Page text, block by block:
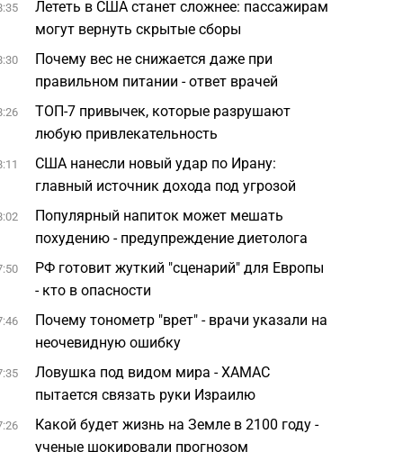
Лететь в США станет сложнее: пассажирам
могут вернуть скрытые сборы
Почему вес не снижается даже при
правильном питании - ответ врачей
ТОП-7 привычек, которые разрушают
любую привлекательность
США нанесли новый удар по Ирану:
главный источник дохода под угрозой
Популярный напиток может мешать
похудению - предупреждение диетолога
РФ готовит жуткий "сценарий" для Европы
- кто в опасности
Почему тонометр "врет" - врачи указали на
неочевидную ошибку
Ловушка под видом мира - ХАМАС
пытается связать руки Израилю
Какой будет жизнь на Земле в 2100 году -
ученые шокировали прогнозом